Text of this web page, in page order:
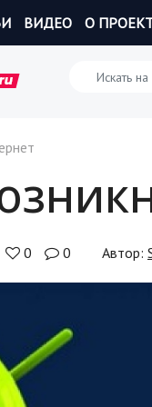
ВИДЕО О
0 0 Автор: